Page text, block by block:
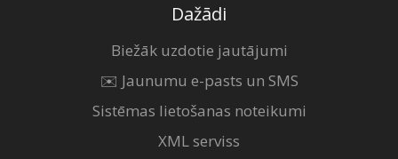
Dažādi
Biežāk uzdotie jautājumi
✉️ Jaunumu e-pasts un SMS
Sistēmas lietošanas noteikumi
XML serviss